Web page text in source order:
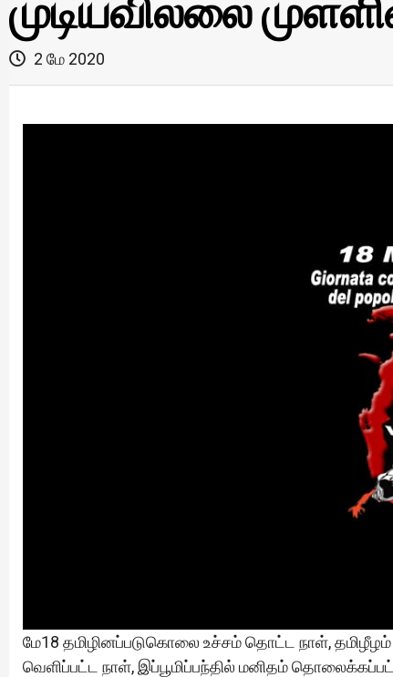
முடியவில்லை
2 மே 2020
மே18 தமிழினப்படுகொலை உச்சம் தொட்ட நாள்,
வெளிப்பட்ட நாள், இப்பூமிப்பந்தில் மனிதம்